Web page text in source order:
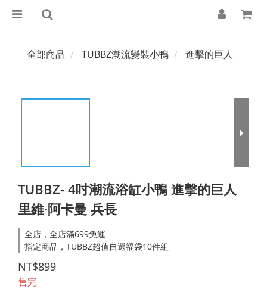
全部商品 TUBBZ潮流變裝小鴨 進擊的巨人
TUBBZ- 4吋潮流浴缸小鴨 進擊的巨人
里維·阿卡曼 兵長
全店，全店滿699免運
指定商品，TUBBZ超值自選福袋10件組
NT$899
售完